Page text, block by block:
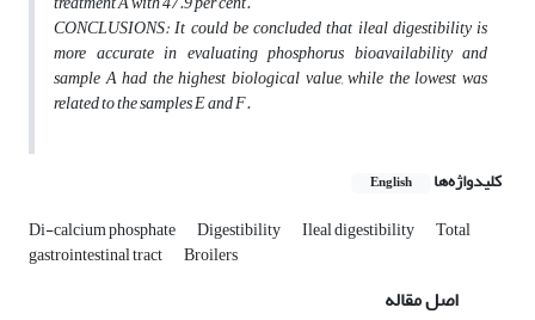
CONCLUSIONS: It could be concluded that ileal digestibility is
more accurate in evaluating phosphorus bioavailability and
sample A had the highest biological value, while the lowest was
related to the samples E and F.
کلیدواژه‌ها English
Di-calcium phosphate Digestibility Ileal digestibility Total
gastrointestinal tract Broilers
اصل مقاله